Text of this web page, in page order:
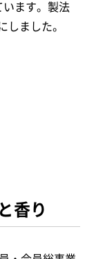
います。製法
しました。
香り